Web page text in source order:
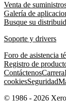
Venta de
Galería de
Busque su
Soporte y drivers
Foro de asistencia
Registro de
ContáctenosCarrera
cookiesSeguridad
© 1986 - 2026